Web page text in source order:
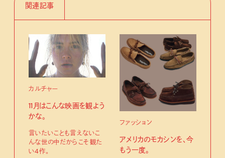
関連記事
カルチャー
11月はこんな映画を観よう
かな。
言いたいことも言えないこ
んな世の中だからこそ観た
い4作。
ファッション
アメリカのモカシンを、今
もう一度。